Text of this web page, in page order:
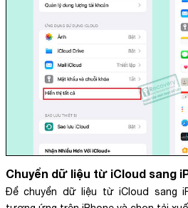
Chuyển dữ liệu từ iCloud sang
Để chuyển dữ liệu từ iCloud sang